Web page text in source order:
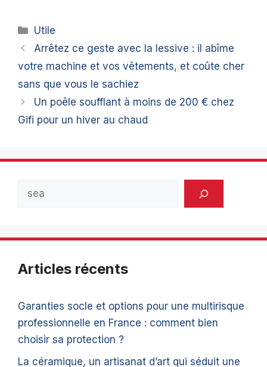
Catégories
Utile
Arrêtez ce geste avec la lessive : il abîme
votre machine et vos vêtements, et coûte cher
sans que vous le sachiez
Un poêle soufflant à moins de 200 € chez
Gifi pour un hiver au chaud
Articles récents
Garanties socle et options pour une multirisque
professionnelle en France : comment bien
choisir sa protection ?
La céramique, un artisanat d’art qui séduit une